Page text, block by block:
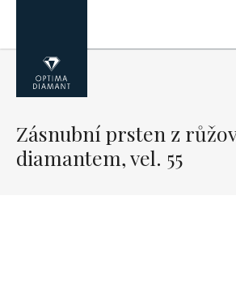
obsah
Zásnubní prsten z
diamantem, vel. 55